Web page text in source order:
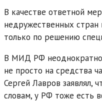
В качестве ответной
недружественных стран
только по решению
В МИД РФ неоднократно
не просто на средства
Сергей Лавров заявлял,
словам, у РФ тоже есть